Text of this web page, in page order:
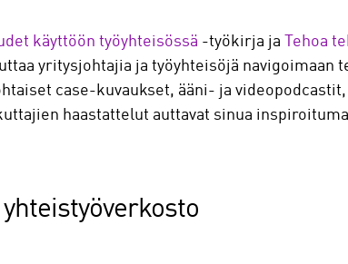
käyttöön työyhteisössä -työkirja ja Tehoa
yritysjohtajia ja työyhteisöjä navigoimaan
case-kuvaukset, ääni- ja
haastattelut auttavat sinua